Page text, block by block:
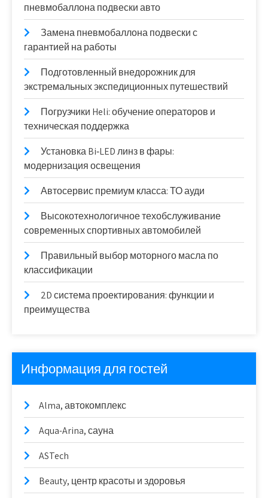
пневмобаллона подвески авто
Замена пневмобаллона подвески с
гарантией на работы
Подготовленный внедорожник для
экстремальных экспедиционных путешествий
Погрузчики Heli: обучение операторов и
техническая поддержка
Установка Bi‑LED линз в фары:
модернизация освещения
Автосервис премиум класса: ТО ауди
Высокотехнологичное техобслуживание
современных спортивных автомобилей
Правильный выбор моторного масла по
классификации
2D система проектирования: функции и
преимущества
Информация для гостей
Alma, автокомплекс
Aqua-Arina, сауна
ASTech
Beauty, центр красоты и здоровья